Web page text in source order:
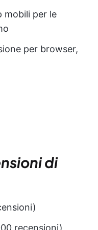
mobili per le
per browser,
di
recensioni)